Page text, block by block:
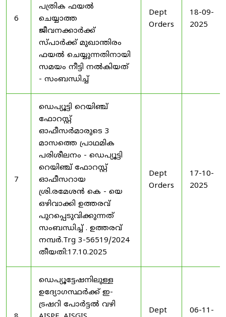
6
പത്രിക ഫയൽ
ചെയ്യാത്ത
ജീവനക്കാർക്ക്
സ്പാർക്ക് മുഖാന്തിരം
ഫയൽ ചെയ്യുന്നതിനായി
സമയം നീട്ടി നൽകിയത്
- സംബന്ധിച്ച്
Dept
Orders
18-09-
2025
7
ഡെപ്യൂട്ടി റെയിഞ്ച്
ഫോറസ്റ്റ്
ഓഫീസർമാരുടെ 3
മാസത്തെ പ്രാഥമിക
പരിശീലനം - ഡെപ്യൂട്ടി
റെയിഞ്ച് ഫോറസ്റ്റ്
ഓഫീസറായ
ശ്രി.രമേശൻ കെ - യെ
ഒഴിവാക്കി ഉത്തരവ്
പുറപ്പെടുവിക്കുന്നത്
സംബന്ധിച്ച് . ഉത്തരവ്
നമ്പർ.Trg 3-56519/2024
തീയതി:17.10.2025
Dept
Orders
17-10-
2025
ഡെപ്യൂട്ടേഷനിലുള്ള
ഉദ്യോഗസ്ഥർക്ക് ഇ-
ട്രഷറി പോർട്ടൽ വഴി
Dept
06-11-